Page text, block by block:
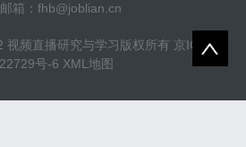
箱： fhb@joblian.cn
频直播研究与学习版权所有 京ICP备
号-6 XML地图